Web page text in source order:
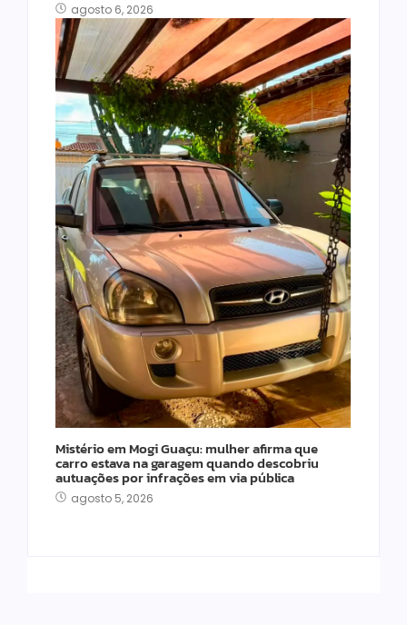
agosto 6, 2026
Mistério em Mogi Guaçu: mulher afirma que
carro estava na garagem quando descobriu
autuações por infrações em via pública
agosto 5, 2026